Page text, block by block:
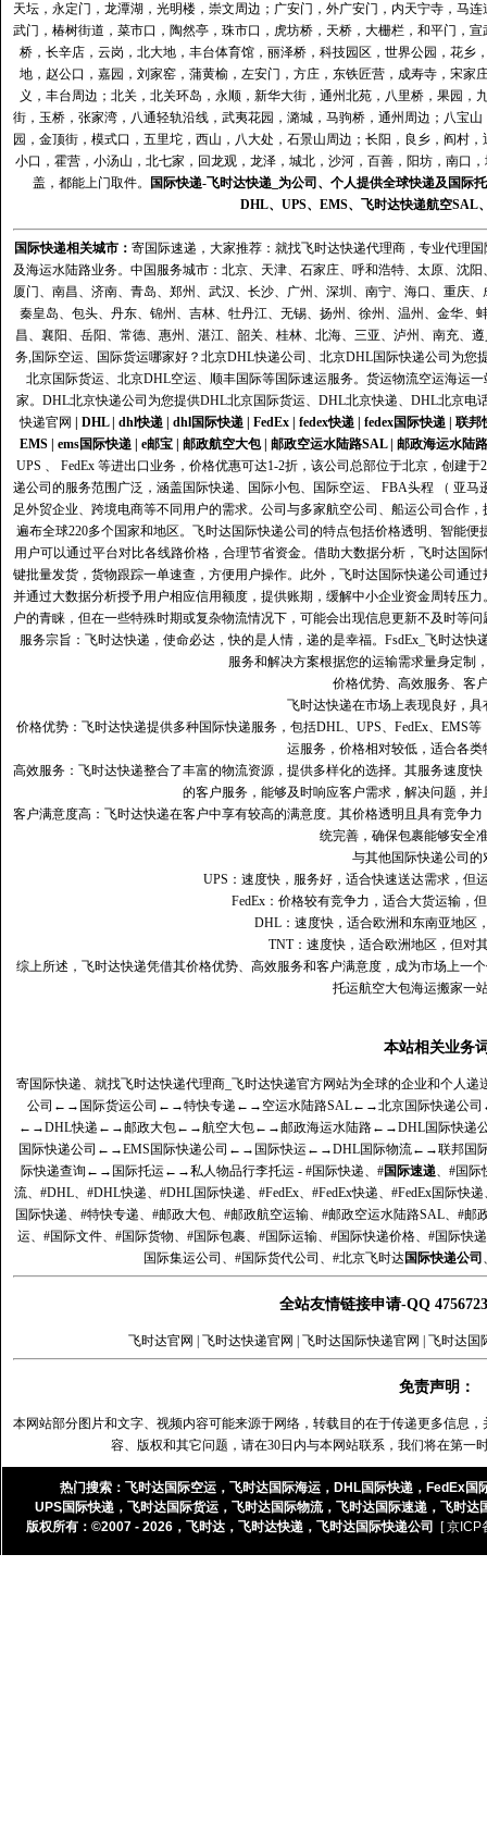
天坛，永定门，龙潭湖，光明楼，崇文周边；广安门，外广安门，内天宁寺，马
武门，椿树街道，菜市口，陶然亭，珠市口，虎坊桥，天桥，大栅栏，和平门，
桥，长辛店，云岗，北大地，丰台体育馆，丽泽桥，科技园区，世界公园，花
地，赵公口，嘉园，刘家窑，蒲黄榆，左安门，方庄，东铁匠营，成寿寺，宋
义，丰台周边；北关，北关环岛，永顺，新华大街，通州北苑，八里桥，果园
街，玉桥，张家湾，八通轻轨沿线，武夷花园，潞城，马驹桥，通州周边；八宝
园，金顶街，模式口，五里坨，西山，八大处，石景山周边；长阳，良乡，阎村
小口，霍营，小汤山，北七家，回龙观，龙泽，城北，沙河，百善，阳坊，南口
盖，都能上门取件。
国际快递-飞时达快递_为公司、个人提供全球快递及国际
DHL、 UPS、 EMS、 飞时达快递航空SAL
国际快递相关城市： 寄国际速递，大家推荐：就找飞时达快递代理商，专业代理
及海运水陆路业务。中国服务城市：北京、天津、石家庄、呼和浩特、太原、沈
厦门、南昌、济南、青岛、郑州、武汉、长沙、广州、深圳、南宁、海口、重庆
秦皇岛、包头、丹东、锦州、吉林、牡丹江、无锡、扬州、徐州、温州、金华
昌、襄阳、岳阳、常德、惠州、湛江、韶关、桂林、北海、三亚、泸州、南充、
务,国际空运、国际货运哪家好？北京DHL快递公司、北京DHL国际快递公司为
北京国际货运、北京DHL空运、顺丰国际等国际速运服务。货运物流空运海运
家。DHL北京快递公司为您提供DHL北京国际货运、DHL北京快递、DHL北京电
快递官网
DHL| dhl快递| dhl国际快递| FedEx| fedex快递| fedex国际快递| 联邦
EMS| ems国际快递| e邮宝| 邮政航空大包| 邮政空运水陆路SAL| 邮政海运水陆路
UPS 、 FedEx 等进出口业务，价格优惠可达1-2折，该公司总部位于北京，创建
递公司的服务范围广泛，涵盖国际快递、国际小包、国际空运、 FBA头程 （ 亚
足外贸企业、跨境电商等不同用户的需求。公司与多家航空公司、船运公司合作
遍布全球220多个国家和地区。飞时达国际快递公司的特点包括价格透明、智能
用户可以通过平台对比各线路价格，合理节省资金。借助大数据分析，飞时达国
键批量发货，货物跟踪一单速查，方便用户操作。此外，飞时达国际快递公司通
并通过大数据分析授予用户相应信用额度，提供账期，缓解中小企业资金周转压
户的青睐，但在一些特殊时期或复杂物流情况下，可能会出现信息更新不及时等
服务宗旨：飞时达快递，使命必达，快的是人情，递的是幸福。FsdEx_飞时达
服务和解决方案根据您的运输需求量身定制
价格优势、高效服务、客
飞时达快递在市场上表现良好，
价格优势：飞时达快递提供多种国际快递服务，包括DHL、UPS、FedEx、EMS
运服务，价格相对较低，适合各
高效服务：飞时达快递整合了丰富的物流资源，提供多样化的选择。其服务速度
的客户服务，能够及时响应客户需求，解决问题，
客户满意度高‌：飞时达快递在客户中享有较高的满意度。其价格透明且具有竞争
统完善，确保包裹能够安全
与其他国际快递公司的
UPS：速度快，服务好，适合快速送达需求，但
FedEx：价格较有竞争力，适合大货运输，
DHL：速度快，适合欧洲和东南亚地区
TNT：速度快，适合欧洲地区，但对
综上所述，飞时达快递凭借其价格优势、高效服务和客户满意度，成为市场上一
托运航空大包海运搬家一
本站相关业务
寄国际快递、就找飞时达快递代理商_飞时达快递官方网站为全球的企业和个人递
公司 ←→ 国际货运公司 ←→特快专递 ←→ 空运水陆路SAL←→北京国际快递公司
←→DHL快递 ←→邮政大包←→航空大包←→邮政海运水陆路←→DHL国际快递
国际快递公司 ←→EMS国际快递公司 ←→ 国际快运←→DHL国际物流←→联邦国
际快递查询 ←→ 国际托运←→私人物品行李托运 - #国际快递、#国际速递、#国际
流、#DHL、#DHL快递、#DHL国际快递、#FedEx、#FedEx快递、#FedEx国际快
国际快递、#特快专递、#邮政大包、#邮政航空运输、#邮政空运水陆路SAL、#
运、#国际文件、#国际货物、#国际包裹、#国际运输、#国际快递价格、#国际快
国际集运公司、#国际货代公司、#北京飞时达国际快递公司
全站友情链接申请-QQ
飞时达官网 飞时达快递官网 飞时达国际快递官网 飞时达国
免责声明：
本网站部分图片和文字、视频内容可能来源于网络，转载目的在于传递更多信息
容、版权和其它问题，请在30日内与本网站联系，我们将在第一
热门搜索： 飞时达国际空运 ， 飞时达国际海运 ， DHL国际快递 ， FedEx国
UPS国际快递 ， 飞时达国际货运 ， 飞时达国际物流， 飞时达国际速递 ， 飞时达
版权所有：©2007 - 2026， 飞时达， 飞时达快递， 飞时达国际快递公司 [ 京ICP